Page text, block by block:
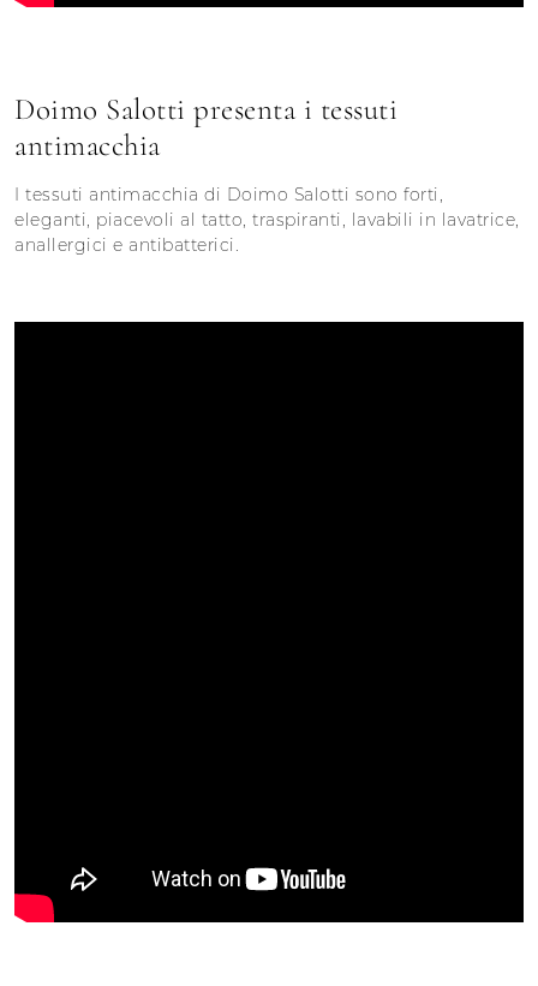
Doimo Salotti presenta i tessuti
antimacchia
I tessuti antimacchia di Doimo Salotti sono forti,
eleganti, piacevoli al tatto, traspiranti, lavabili in lavatrice,
anallergici e antibatterici.